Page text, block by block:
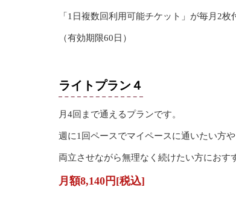
「1日複数回利用可能チケット」が毎月2枚
（有効期限60日）
ライトプラン４
月4回まで通えるプランです。
週に1回ペースでマイペースに通いたい方
両立させながら無理なく続けたい方におす
月額8,140円[税込]